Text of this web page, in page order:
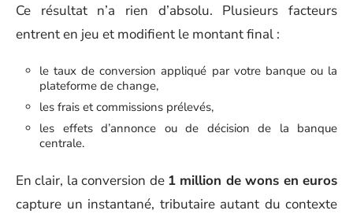
Ce résultat n’a rien d’absolu. Plusieurs facteurs
entrent en jeu et modifient le montant final :
le taux de conversion appliqué par votre banque ou la
plateforme de change,
les frais et commissions prélevés,
les effets d’annonce ou de décision de la banque
centrale.
En clair, la conversion de 1 million de wons en euros
capture un instantané, tributaire autant du contexte